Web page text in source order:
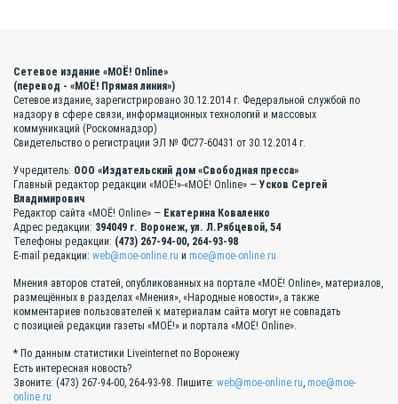
Сетевое издание «МОЁ! Online»
(перевод - «МОЁ! Прямая линия»)
Сетевое издание, зарегистрировано 30.12.2014 г. Федеральной службой по
надзору в сфере связи, информационных технологий и массовых
коммуникаций (Роскомнадзор)
Свидетельство о регистрации ЭЛ № ФС77-60431 от 30.12.2014 г.
Учредитель: ООО «Издательский дом «Свободная пресса»
Главный редактор редакции «МОЁ!»-«МОЁ! Online» — Усков Сергей
Владимирович
Редактор сайта «МОЁ! Online» — Екатерина Коваленко
Адрес редакции: 394049 г. Воронеж, ул. Л.Рябцевой, 54
Телефоны редакции: (473) 267-94-00, 264-93-98
E-mail редакции: web@moe-online.ru и moe@moe-online.ru
Мнения авторов статей, опубликованных на портале «МОЁ! Online», материалов,
размещённых в разделах «Мнения», «Народные новости», а также
комментариев пользователей к материалам сайта могут не совпадать
с позицией редакции газеты «МОЁ!» и портала «МОЁ! Online».
* По данным статистики Liveinternet по Воронежу
Есть интересная новость?
Звоните: (473) 267-94-00, 264-93-98. Пишите: web@moe-online.ru, moe@moe-
online.ru